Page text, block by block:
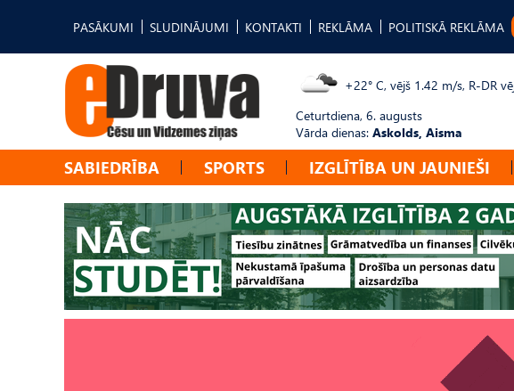
PASĀKUMI SLUDINĀJUMI KONTAKTI REKLĀMA POLITISKĀ REKLĀMA
+22° C, vējš 1.42 m/s, R-DR
Ceturtdiena, 6. augusts
Vārda dienas: Askolds, Aisma
SABIEDRĪBA SPORTS IZGLĪTĪBA UN JAUNIEŠI